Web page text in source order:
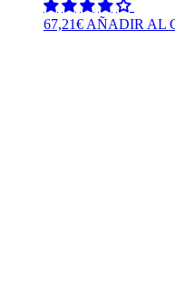
67,21€ AÑADIR AL